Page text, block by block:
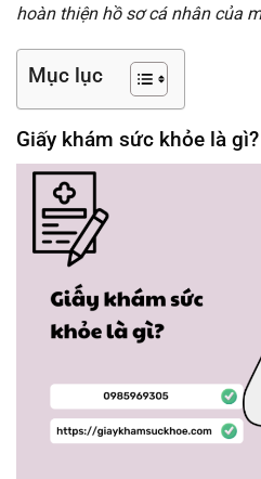
hoàn thiện hồ sơ cá nhân của
Mục lục
Giấy khám sức khỏe là gì?